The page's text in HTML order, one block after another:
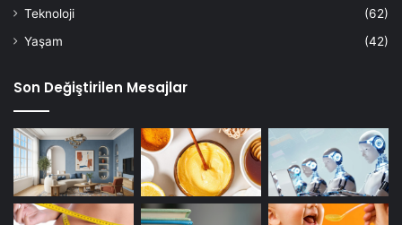
Teknoloji
(62)
Yaşam
(42)
Son Değiştirilen Mesajlar